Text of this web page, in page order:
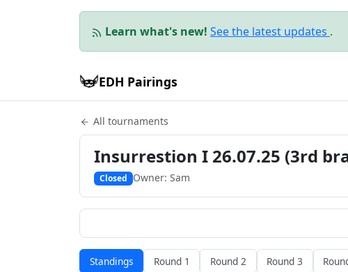
Learn what's new! See the latest updates .
EDH Pairings
All tournaments
Insurrestion I 26.07.25 (3rd
Closed Owner: Sam
Standings Round 1 Round 2 Round 3